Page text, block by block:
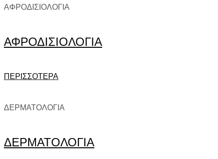
ΑΦΡΟΔΙΣΙΟΛΟΓΙΑ
ΑΦΡΟΔΙΣΙΟΛΟΓΙΑ
ΠΕΡΙΣΣΟΤΕΡΑ
ΔΕΡΜΑΤΟΛΟΓΙΑ
ΔΕΡΜΑΤΟΛΟΓΙΑ